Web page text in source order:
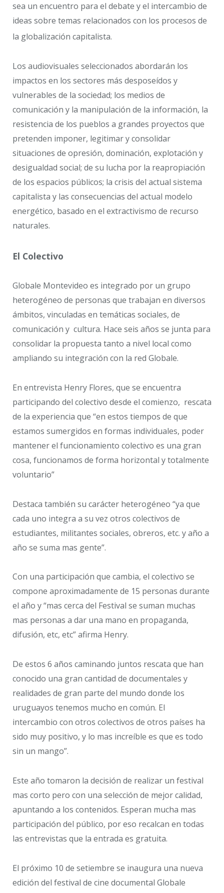
sea un encuentro para el debate y el intercambio de
ideas sobre temas relacionados con los procesos de
la globalización capitalista.
Los audiovisuales seleccionados abordarán los
impactos en los sectores más desposeídos y
vulnerables de la sociedad; los medios de
comunicación y la manipulación de la información, la
resistencia de los pueblos a grandes proyectos que
pretenden imponer, legitimar y consolidar
situaciones de opresión, dominación, explotación y
desigualdad social; de su lucha por la reapropiación
de los espacios públicos; la crisis del actual sistema
capitalista y las consecuencias del actual modelo
energético, basado en el extractivismo de recurso
naturales.
El Colectivo
Globale Montevideo es integrado por un grupo
heterogéneo de personas que trabajan en diversos
ámbitos, vinculadas en temáticas sociales, de
comunicación y cultura. Hace seis años se junta para
consolidar la propuesta tanto a nivel local como
ampliando su integración con la red Globale.
En entrevista Henry Flores, que se encuentra
participando del colectivo desde el comienzo, rescata
de la experiencia que “en estos tiempos de que
estamos sumergidos en formas individuales, poder
mantener el funcionamiento colectivo es una gran
cosa, funcionamos de forma horizontal y totalmente
voluntario”
Destaca también su carácter heterogéneo “ya que
cada uno integra a su vez otros colectivos de
estudiantes, militantes sociales, obreros, etc. y año a
año se suma mas gente”.
Con una participación que cambia, el colectivo se
compone aproximadamente de 15 personas durante
el año y “mas cerca del Festival se suman muchas
mas personas a dar una mano en propaganda,
difusión, etc, etc” afirma Henry.
De estos 6 años caminando juntos rescata que han
conocido una gran cantidad de documentales y
realidades de gran parte del mundo donde los
uruguayos tenemos mucho en común. El
intercambio con otros colectivos de otros países ha
sido muy positivo, y lo mas increíble es que es todo
sin un mango”.
Este año tomaron la decisión de realizar un festival
mas corto pero con una selección de mejor calidad,
apuntando a los contenidos. Esperan mucha mas
participación del público, por eso recalcan en todas
las entrevistas que la entrada es gratuita.
El próximo 10 de setiembre se inaugura una nueva
edición del festival de cine documental Globale